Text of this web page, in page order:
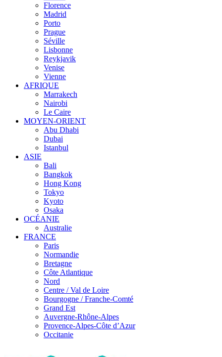
Florence
Madrid
Porto
Prague
Séville
Lisbonne
Reykjavik
Venise
Vienne
AFRIQUE
Marrakech
Nairobi
Le Caire
MOYEN-ORIENT
Abu Dhabi
Dubai
Istanbul
ASIE
Bali
Bangkok
Hong Kong
Tokyo
Kyoto
Osaka
OCÉANIE
Australie
FRANCE
Paris
Normandie
Bretagne
Côte Atlantique
Nord
Centre / Val de Loire
Bourgogne / Franche-Comté
Grand Est
Auvergne-Rhône-Alpes
Provence-Alpes-Côte d’Azur
Occitanie